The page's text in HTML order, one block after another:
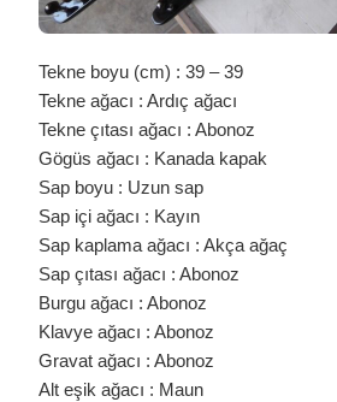
Tekne boyu (cm) : 39 – 39
Tekne ağacı : Ardıç ağacı
Tekne çıtası ağacı : Abonoz
Gögüs ağacı : Kanada kapak
Sap boyu : Uzun sap
Sap içi ağacı : Kayın
Sap kaplama ağacı : Akça ağaç
Sap çıtası ağacı : Abonoz
Burgu ağacı : Abonoz
Klavye ağacı : Abonoz
Gravat ağacı : Abonoz
Alt eşik ağacı : Maun